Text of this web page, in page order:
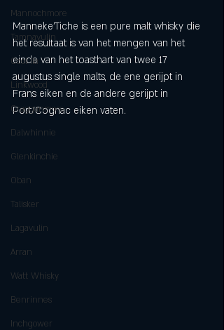
Mannochmore
Tamnavulin
Caol Ila
Linkwood
Cragganmore
Dalwhinnie
Glenkinchie
Oban
Talisker
Lagavulin
Arran
Watt Whisky
Benrinnes
Inchgower
Manneke'Tiche is een pure malt whisky die
het resultaat is van het mengen van het
einde van het toasthart van twee 17
augustus single malts, de ene gerijpt in
Frans eiken en de andere gerijpt in
Port/Cognac eiken vaten.